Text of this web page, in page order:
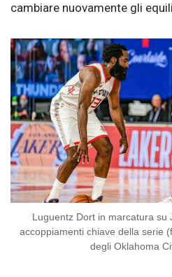
cambiare nuovamente gli
Luguentz Dort in marcatura su
accoppiamenti chiave della serie
degli Oklahoma